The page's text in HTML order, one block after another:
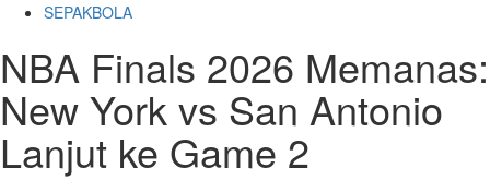
SEPAKBOLA
NBA Finals 2026 Memanas:
New York vs San Antonio
Lanjut ke Game 2